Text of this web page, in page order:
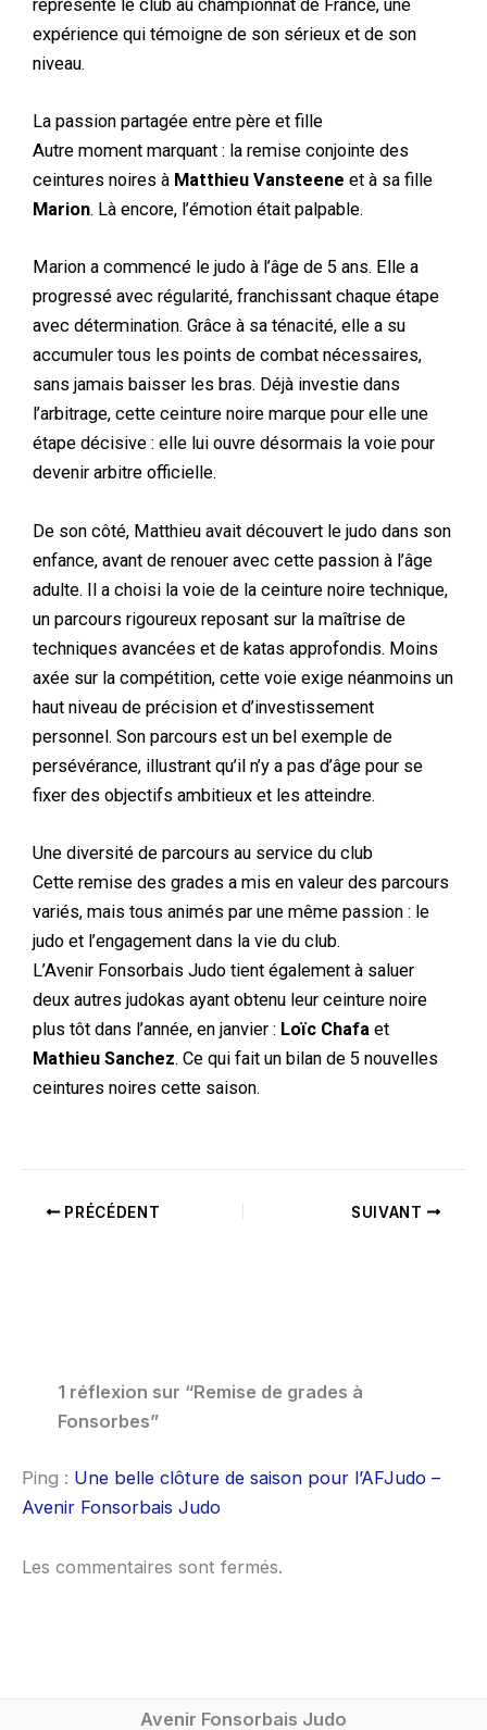
représenté le club au championnat de France, une
expérience qui témoigne de son sérieux et de son
niveau.
La passion partagée entre père et fille
Autre moment marquant : la remise conjointe des
ceintures noires à Matthieu Vansteene et à sa fille
Marion. Là encore, l’émotion était palpable.
Marion a commencé le judo à l’âge de 5 ans. Elle a
progressé avec régularité, franchissant chaque étape
avec détermination. Grâce à sa ténacité, elle a su
accumuler tous les points de combat nécessaires,
sans jamais baisser les bras. Déjà investie dans
l’arbitrage, cette ceinture noire marque pour elle une
étape décisive : elle lui ouvre désormais la voie pour
devenir arbitre officielle.
De son côté, Matthieu avait découvert le judo dans son
enfance, avant de renouer avec cette passion à l’âge
adulte. Il a choisi la voie de la ceinture noire technique,
un parcours rigoureux reposant sur la maîtrise de
techniques avancées et de katas approfondis. Moins
axée sur la compétition, cette voie exige néanmoins un
haut niveau de précision et d’investissement
personnel. Son parcours est un bel exemple de
persévérance, illustrant qu’il n’y a pas d’âge pour se
fixer des objectifs ambitieux et les atteindre.
Une diversité de parcours au service du club
Cette remise des grades a mis en valeur des parcours
variés, mais tous animés par une même passion : le
judo et l’engagement dans la vie du club.
L’Avenir Fonsorbais Judo tient également à saluer
deux autres judokas ayant obtenu leur ceinture noire
plus tôt dans l’année, en janvier : Loïc Chafa et
Mathieu Sanchez. Ce qui fait un bilan de 5 nouvelles
ceintures noires cette saison.
PRÉCÉDENT SUIVANT
1 réflexion sur “Remise de grades à
Fonsorbes”
Ping : Une belle clôture de saison pour l’AFJudo –
Avenir Fonsorbais Judo
Les commentaires sont fermés.
Avenir Fonsorbais Judo